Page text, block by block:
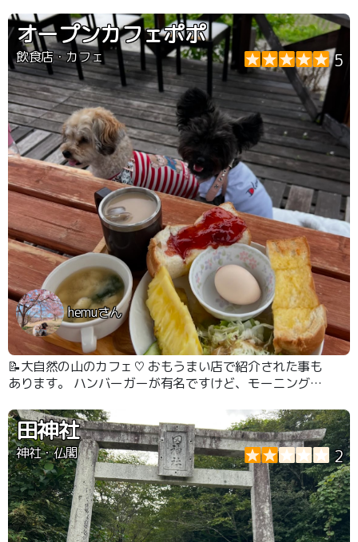
オープンカフェポポ
飲食店・カフェ 5
hemuさん
📝大自然の山のカフェ♡ おもうまい店で紹介された事も
あります。 ハンバーガーが有名ですけど、モーニングも
もわんこOKです。
田神社
神社・仏閣 2